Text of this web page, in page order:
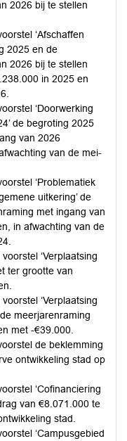
2026 bij te stellen
‘Afschaffen
2025 en de
2026 bij te stellen
in 2025 en
‘Doorwerking
de begroting 2025
van 2026
van de mei-
‘Problematiek
uitkering’ de
met ingang van
in afwachting van de
‘Verplaatsing
ter grootte van
‘Verplaatsing
meerjarenraming
met -€39.000.
de beklemming
ontwikkeling stad op
‘Cofinanciering
van €8.071.000 te
stad.
‘Campusgebied